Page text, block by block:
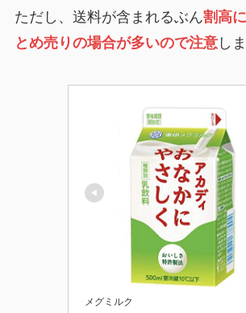
ただし、送料が含まれるぶん割高
とめ売りの場合が多いので注意し
メグミルク